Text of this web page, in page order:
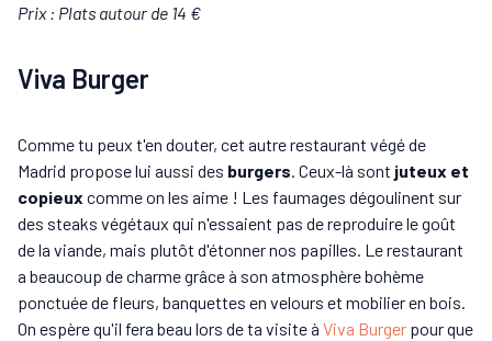
Prix : Plats autour de 14 €
Viva Burger
Comme tu peux t'en douter, cet autre restaurant végé de
Madrid propose lui aussi des burgers. Ceux-là sont juteux et
copieux comme on les aime ! Les faumages dégoulinent sur
des steaks végétaux qui n'essaient pas de reproduire le goût
de la viande, mais plutôt d'étonner nos papilles. Le restaurant
a beaucoup de charme grâce à son atmosphère bohème
ponctuée de fleurs, banquettes en velours et mobilier en bois.
On espère qu'il fera beau lors de ta visite à Viva Burger pour que